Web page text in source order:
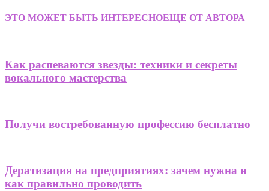
ЭТО МОЖЕТ БЫТЬ ИНТЕРЕСНОЕЩЕ ОТ АВТОРА
Как распеваются звезды: техники и секреты
вокального мастерства
Получи востребованную профессию бесплатно
Дератизация на предприятиях: зачем нужна и
как правильно проводить